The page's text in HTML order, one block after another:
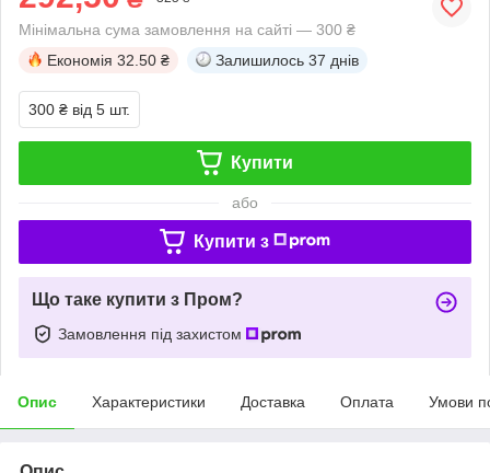
Мінімальна сума замовлення на сайті — 300 ₴
Економія 32.50 ₴ Залишилось 37 днів
300 ₴ від 5 шт.
Купити
або
Купити з
Що таке купити з Пром?
Замовлення під захистом
Опис Характеристики Доставка Оплата Умови